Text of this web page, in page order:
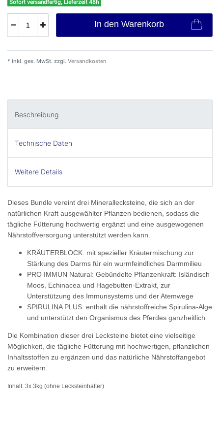
Sofort versandfertig, Lieferzeit 48h
In den Warenkorb
* inkl. ges. MwSt. zzgl. Versandkosten
Beschreibung
Technische Daten
Weitere Details
Dieses Bundle vereint drei Minerallecksteine, die sich an der
natürlichen Kraft ausgewählter Pflanzen bedienen, sodass die
tägliche Fütterung hochwertig ergänzt und eine ausgewogenen
Nährstoffversorgung unterstützt werden kann.
KRÄUTERBLOCK: mit spezieller Kräutermischung zur
Stärkung des Darms für ein wurmfeindliches Darmmilieu
PRO IMMUN Natural: Gebündelte Pflanzenkraft: Isländisch
Moos, Echinacea und Hagebutten-Extrakt, zur
Unterstützung des Immunsystems und der Atemwege
SPIRULINA PLUS: enthält die nährstoffreiche Spirulina-Alge
und unterstützt den Organismus des Pferdes ganzheitlich
Die Kombination dieser drei Lecksteine bietet eine vielseitige
Möglichkeit, die tägliche Fütterung mit hochwertigen, pflanzlichen
Inhaltsstoffen zu ergänzen und das natürliche Nährstoffangebot
zu erweitern.
Inhalt: 3x 3kg (ohne Lecksteinhalter)